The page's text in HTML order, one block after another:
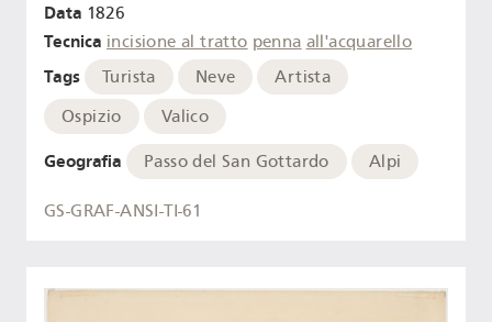
Data 1826
Tecnica incisione al tratto penna all'acquarello
Tags Turista Neve
Artista
Ospizio
Valico
Geografia Passo del San Gottardo Alpi
GS-GRAF-ANSI-TI-61